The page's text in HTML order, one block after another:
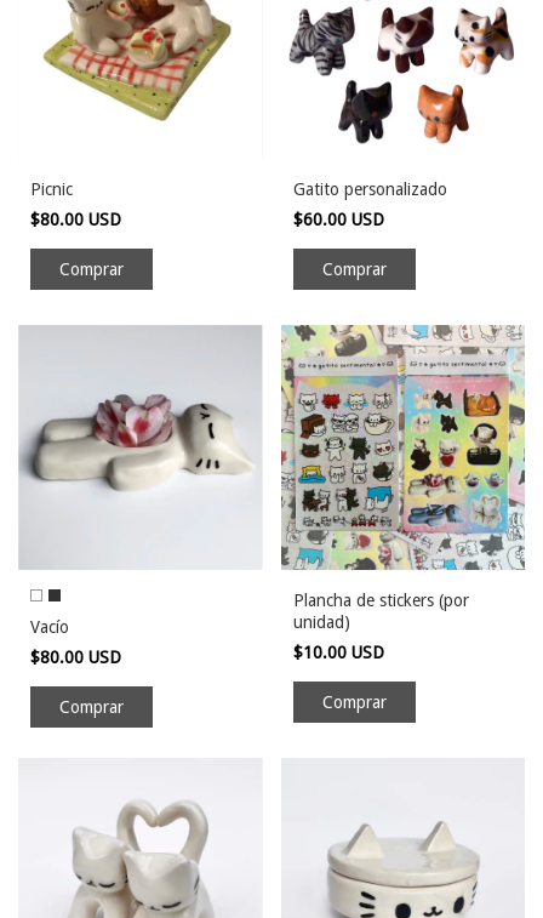
Picnic
$80.00 USD
Gatito personalizado
$60.00 USD
Vacío
$80.00 USD
Comprar
Plancha de stickers (por
unidad)
$10.00 USD